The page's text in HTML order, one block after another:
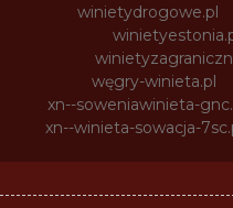
winietydrogowe.pl
węgry-winieta.pl
xn--soweniawinieta-
xn--winieta-sowacja-